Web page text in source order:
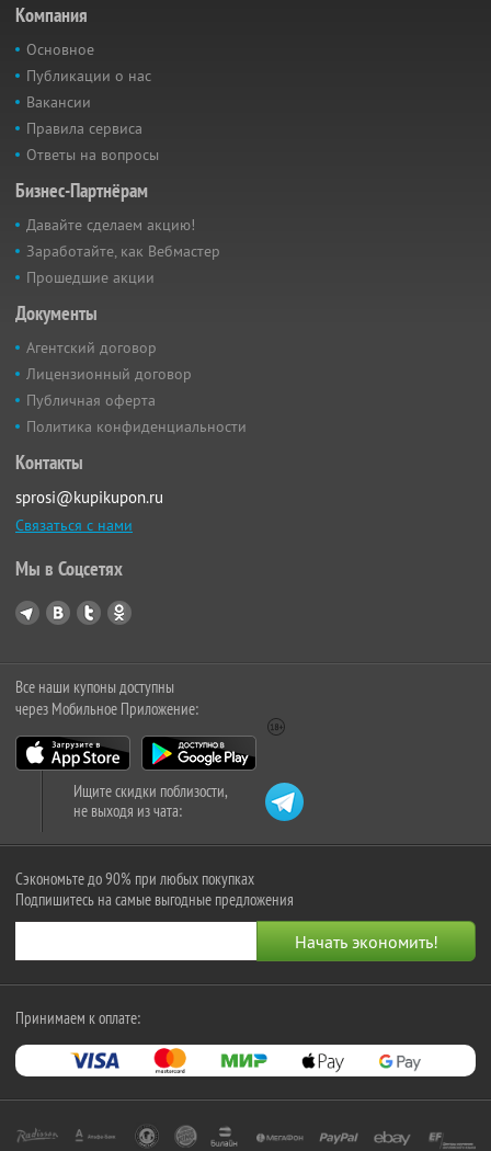
Компания
Основное
Публикации о нас
Вакансии
Правила сервиса
Ответы на вопросы
Бизнес-Партнёрам
Давайте сделаем акцию!
Заработайте, как Вебмастер
Прошедшие акции
Документы
Агентский договор
Лицензионный договор
Публичная оферта
Политика конфиденциальности
Контакты
sprosi@kupikupon.ru
Связаться с нами
Мы в Соцсетях
Все наши купоны доступны
через Мобильное Приложение:
Ищите скидки поблизости,
не выходя из чата:
Сэкономьте до 90% при любых покупках
Подпишитесь на самые выгодные предложения
Принимаем к оплате: